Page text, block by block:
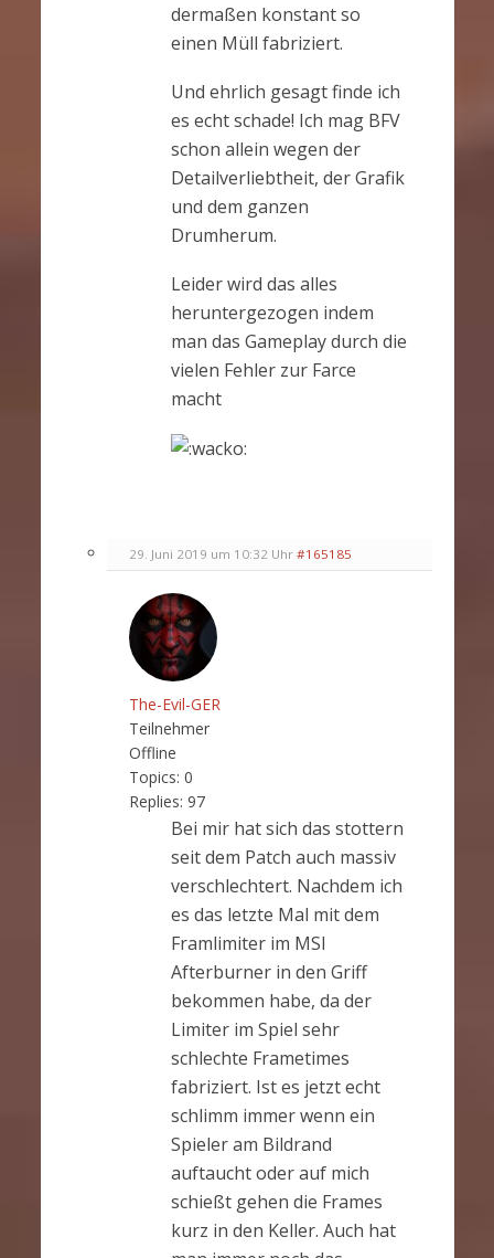
dermaßen konstant so
einen Müll fabriziert.
Und ehrlich gesagt finde ich
es echt schade! Ich mag BFV
schon allein wegen der
Detailverliebtheit, der Grafik
und dem ganzen
Drumherum.
Leider wird das alles
heruntergezogen indem
man das Gameplay durch die
vielen Fehler zur Farce
macht
29. Juni 2019 um 10:32 Uhr #165185
The-Evil-GER
Teilnehmer
Offline
Topics: 0
Replies: 97
Bei mir hat sich das stottern
seit dem Patch auch massiv
verschlechtert. Nachdem ich
es das letzte Mal mit dem
Framlimiter im MSI
Afterburner in den Griff
bekommen habe, da der
Limiter im Spiel sehr
schlechte Frametimes
fabriziert. Ist es jetzt echt
schlimm immer wenn ein
Spieler am Bildrand
auftaucht oder auf mich
schießt gehen die Frames
kurz in den Keller. Auch hat